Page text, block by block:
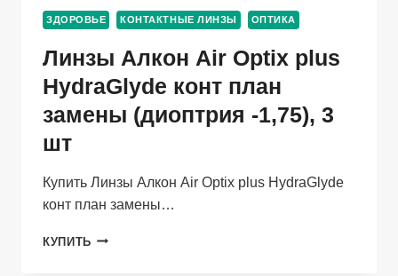
МЕТАЛЛ
СЕРЕБРО
-1,5)
ЗДОРОВЬЕ КОНТАКТНЫЕ ЛИНЗЫ ОПТИКА
Линзы Алкон Air Optix plus
HydraGlyde конт план
замены (диоптрия -1,75), 3
шт
Купить Линзы Алкон Air Optix plus HydraGlyde
конт план замены…
КУПИТЬ ЛИНЗЫ